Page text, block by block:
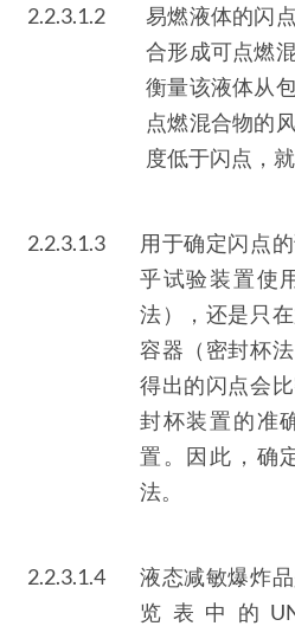
2.2.3.1.2
易燃液体的闪
合形成可点燃
衡量该液体从
点燃混合物的
度低于闪点，就
2.2.3.1.3
用于确定闪点
乎试验装置使
法），还是只
容器（密封杯
得出的闪点会
封杯装置的准
置。因此，确
法。
2.2.3.1.4
液态减敏爆炸
览表中的